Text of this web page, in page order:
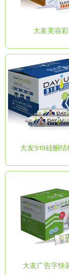
大友美容
大友919硅酮结
大友广告字快